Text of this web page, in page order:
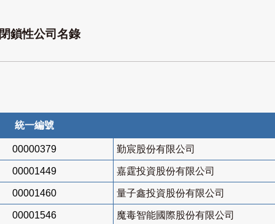
閉鎖性公司名錄
統一編號
00000379 勤宸股份有限公司
00001449 嘉霆投資股份有限公司
00001460 量子鑫投資股份有限公司
00001546 魔毒智能國際股份有限公司